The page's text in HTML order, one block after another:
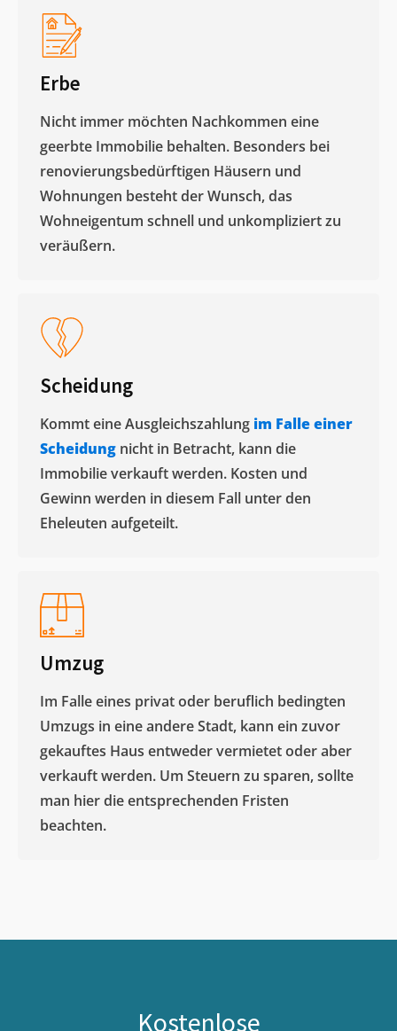
Erbe
Nicht immer möchten Nachkommen eine
geerbte Immobilie behalten. Besonders bei
renovierungsbedürftigen Häusern und
Wohnungen besteht der Wunsch, das
Wohneigentum schnell und unkompliziert zu
veräußern. ​
Scheidung
Kommt eine Ausgleichszahlung im Falle einer
Scheidung nicht in Betracht, kann die
Immobilie verkauft werden. Kosten und
Gewinn werden in diesem Fall unter den
Eheleuten aufgeteilt.​
Umzug
Im Falle eines privat oder beruflich bedingten
Umzugs in eine andere Stadt, kann ein zuvor
gekauftes Haus entweder vermietet oder aber
verkauft werden. Um Steuern zu sparen, sollte
man hier die entsprechenden Fristen
beachten.
Kostenlose